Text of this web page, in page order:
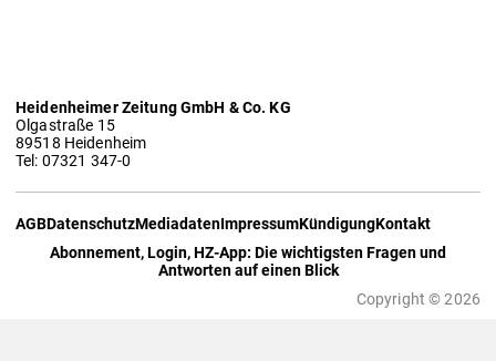
Heidenheimer Zeitung GmbH & Co. KG
Olgastraße 15
89518 Heidenheim
Tel: 07321 347-0
AGBDatenschutzMediadatenImpressumKündigungKontakt
Abonnement, Login, HZ-App: Die wichtigsten Fragen und
Antworten auf einen Blick
Copyright © 2026